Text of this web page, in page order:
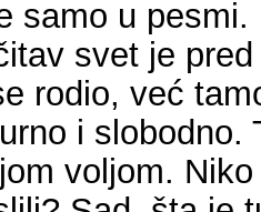
samo u
svet je
rodio, već
i
voljom.